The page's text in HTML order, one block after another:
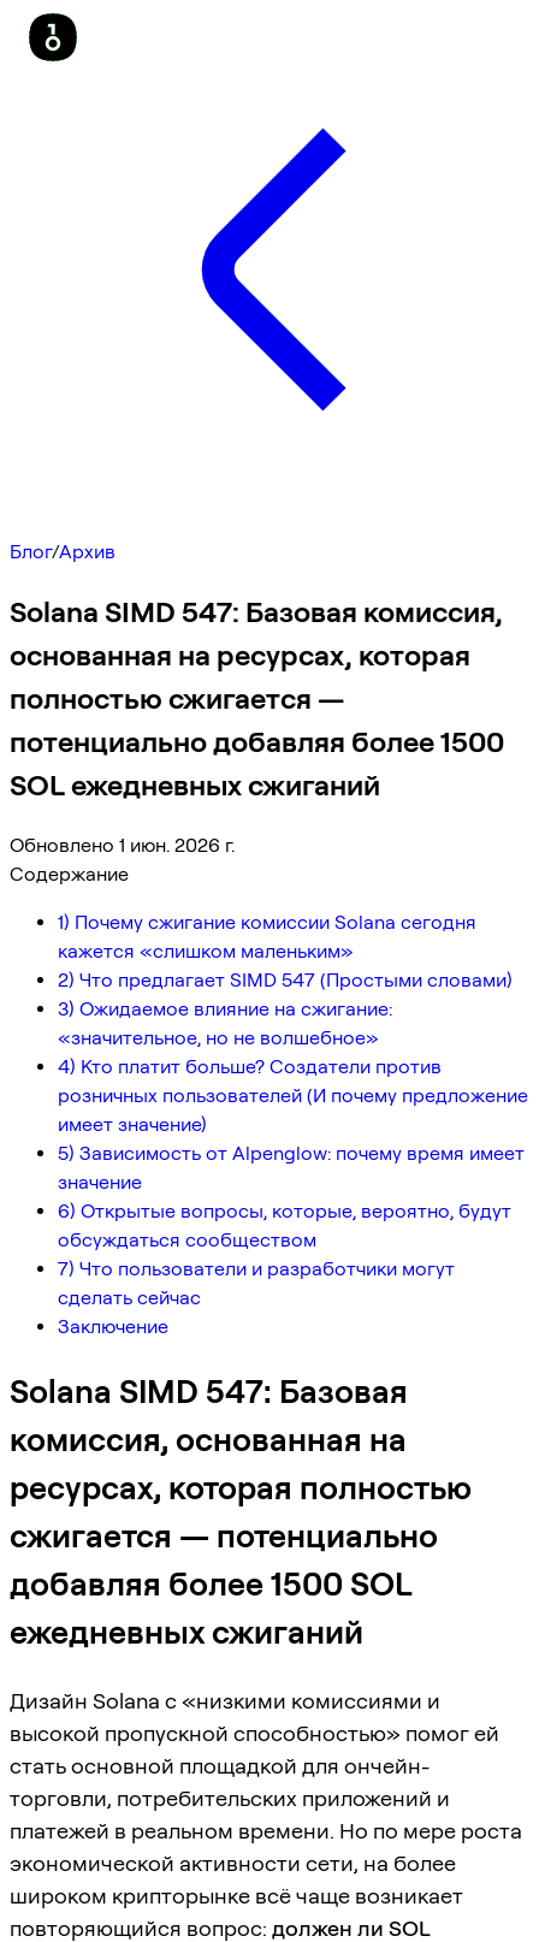
Блог/Архив
Solana SIMD 547: Базовая комиссия,
основанная на ресурсах, которая
полностью сжигается —
потенциально добавляя более 1500
SOL ежедневных сжиганий
Обновлено 1 июн. 2026 г.
Содержание
1) Почему сжигание комиссии Solana сегодня
кажется «слишком маленьким»
2) Что предлагает SIMD 547 (Простыми словами)
3) Ожидаемое влияние на сжигание:
«значительное, но не волшебное»
4) Кто платит больше? Создатели против
розничных пользователей (И почему предложение
имеет значение)
5) Зависимость от Alpenglow: почему время имеет
значение
6) Открытые вопросы, которые, вероятно, будут
обсуждаться сообществом
7) Что пользователи и разработчики могут
сделать сейчас
Заключение
Solana SIMD 547: Базовая
комиссия, основанная на
ресурсах, которая полностью
сжигается — потенциально
добавляя более 1500 SOL
ежедневных сжиганий
Дизайн Solana с «низкими комиссиями и
высокой пропускной способностью» помог ей
стать основной площадкой для ончейн-
торговли, потребительских приложений и
платежей в реальном времени. Но по мере роста
экономической активности сети, на более
широком крипторынке всё чаще возникает
повторяющийся вопрос: должен ли SOL